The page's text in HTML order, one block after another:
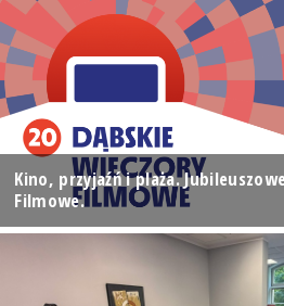
Kino, przyjaźń i plaża.
Filmowe.